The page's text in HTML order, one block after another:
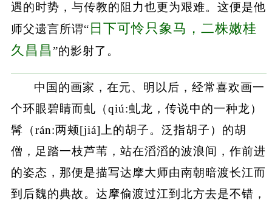
遇的时势，与传教的阻力也更为艰难。这便是他
师父遗言所谓“日下可怜只象马，二株嫩桂
久昌昌”的影射了。
中国的画家，在元、明以后，经常喜欢画一
个环眼碧睛而虬（qiú:虬龙，传说中的一种龙）
髯（rán:两颊[jiá]上的胡子。泛指胡子）的胡
僧，足踏一枝芦苇，站在滔滔的波浪间，作前进
的姿态，那便是描写达摩大师由南朝暗渡长江而
到后魏的典故。达摩偷渡过江到北方去是不错，